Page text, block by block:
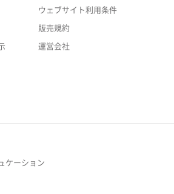
ウェブサイト利用条件
販売規約
運営会社
ケーション